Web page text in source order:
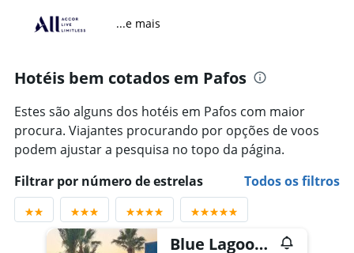
...e mais
Hotéis bem cotados em Pafos
Estes são alguns dos hotéis em Pafos com maior
procura. Viajantes procurando por opções de voos
podem ajustar a pesquisa no topo da página.
Filtrar por número de estrelas
Todos os filtros
Blue Lagoon Kosher Hotel